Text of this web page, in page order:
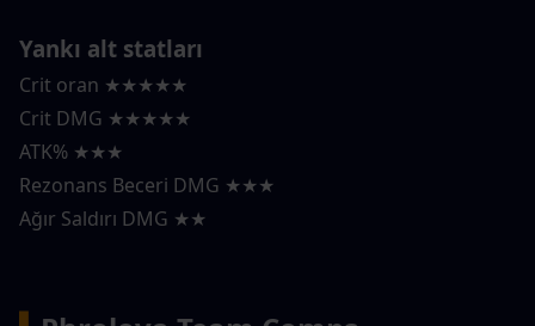
Yankı alt statları
Crit oran ★★★★★
Crit DMG ★★★★★
ATK% ★★★
Rezonans Beceri DMG ★★★
Ağır Saldırı DMG ★★